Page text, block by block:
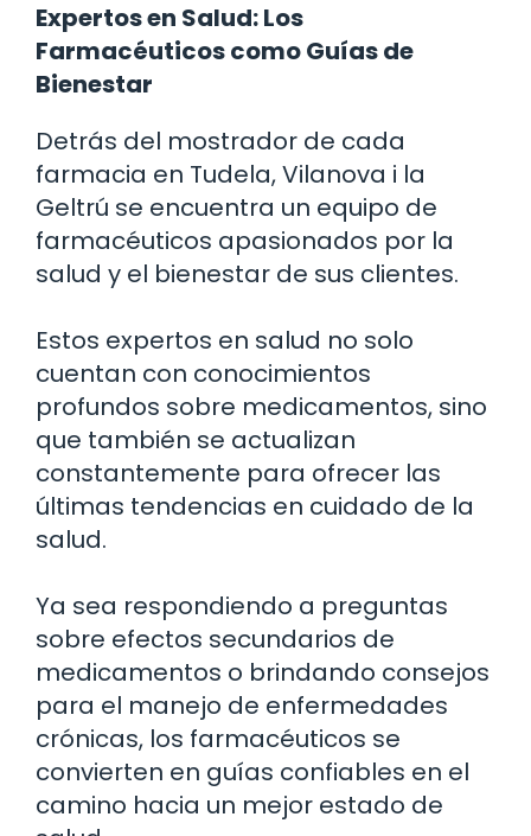
Expertos en Salud: Los
Farmacéuticos como Guías de
Bienestar
Detrás del mostrador de cada
farmacia en Tudela, Vilanova i la
Geltrú se encuentra un equipo de
farmacéuticos apasionados por la
salud y el bienestar de sus clientes.
Estos expertos en salud no solo
cuentan con conocimientos
profundos sobre medicamentos, sino
que también se actualizan
constantemente para ofrecer las
últimas tendencias en cuidado de la
salud.
Ya sea respondiendo a preguntas
sobre efectos secundarios de
medicamentos o brindando consejos
para el manejo de enfermedades
crónicas, los farmacéuticos se
convierten en guías confiables en el
camino hacia un mejor estado de